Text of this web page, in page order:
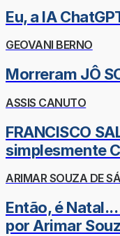
Eu, a IA
GEOVANI BERNO
Morreram JÔ
ASSIS CANUTO
FRANCISCO
simplesmente
ARIMAR SOUZA DE SÁ
Então, é
por Arimar